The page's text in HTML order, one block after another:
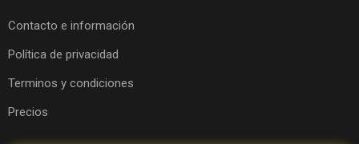
Contacto e información
Política de privacidad
Terminos y condiciones
Precios